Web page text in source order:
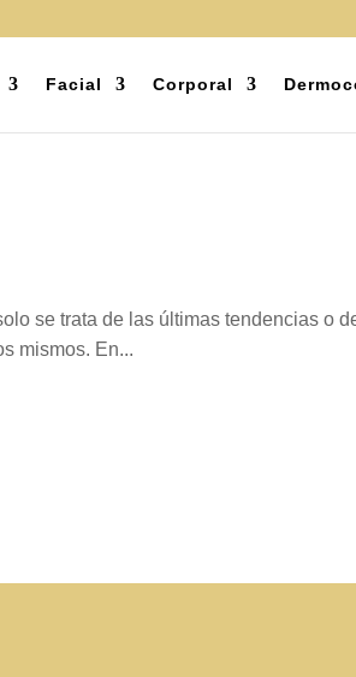
Facial Corporal
se trata de las últimas tendencias o
mismos. En...